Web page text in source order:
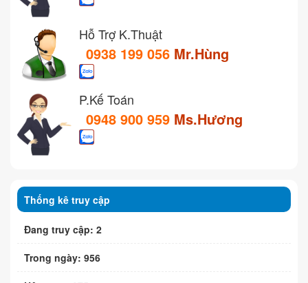
Hỗ Trợ K.Thuật
0938 199 056 Mr.Hùng
P.Kế Toán
0948 900 959 Ms.Hương
Thống kê truy cập
Đang truy cập: 2
Trong ngày: 956